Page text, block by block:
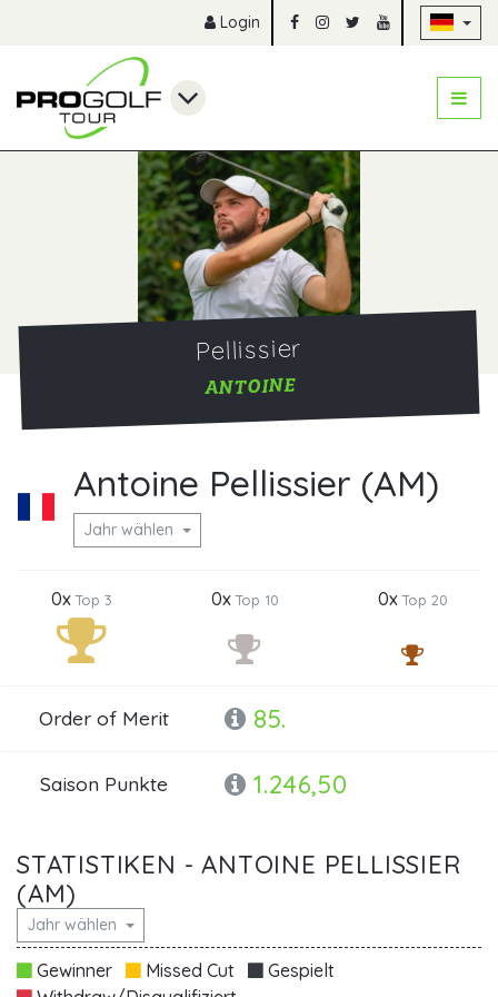
Login
Pellissier
ANTOINE
Antoine Pellissier (AM)
Jahr wählen
0xTop 3 0xTop 10 0xTop 20
Order of Merit 85.
Saison Punkte 1.246,50
STATISTIKEN - ANTOINE PELLISSIER
(AM)
Jahr wählen
Gewinner Missed Cut
Gespielt